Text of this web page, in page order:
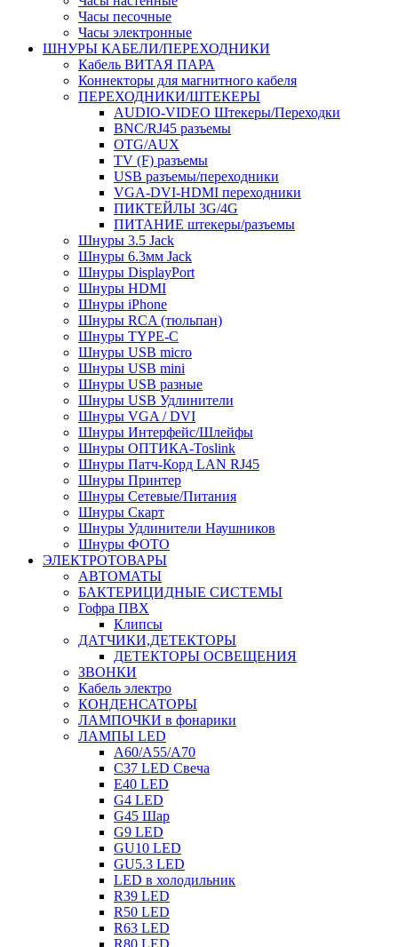
Часы песочные
Часы электронные
ШНУРЫ КАБЕЛИ/ПЕРЕХОДНИКИ
Кабель ВИТАЯ ПАРА
Коннекторы для магнитного кабеля
ПЕРЕХОДНИКИ/ШТЕКЕРЫ
AUDIO-VIDEO Штекеры/Переходки
BNC/RJ45 разъемы
OTG/AUX
TV (F) разъемы
USB разъемы/переходники
VGA-DVI-HDMI переходники
ПИКТЕЙЛЫ 3G/4G
ПИТАНИЕ штекеры/разъемы
Шнуры 3.5 Jack
Шнуры 6.3мм Jack
Шнуры DisplayPort
Шнуры HDMI
Шнуры iPhone
Шнуры RCA (тюльпан)
Шнуры TYPE-C
Шнуры USB micro
Шнуры USB mini
Шнуры USB разные
Шнуры USB Удлинители
Шнуры VGA / DVI
Шнуры Интерфейс/Шлейфы
Шнуры ОПТИКА-Toslink
Шнуры Патч-Корд LAN RJ45
Шнуры Принтер
Шнуры Сетевые/Питания
Шнуры Скарт
Шнуры Удлинители Наушников
Шнуры ФОТО
ЭЛЕКТРОТОВАРЫ
АВТОМАТЫ
БАКТЕРИЦИДНЫЕ СИСТЕМЫ
Гофра ПВХ
Клипсы
ДАТЧИКИ,ДЕТЕКТОРЫ
ДЕТЕКТОРЫ ОСВЕЩЕНИЯ
ЗВОНКИ
Кабель электро
КОНДЕНСАТОРЫ
ЛАМПОЧКИ в фонарики
ЛАМПЫ LED
A60/A55/A70
C37 LED Свеча
E40 LED
G4 LED
G45 Шар
G9 LED
GU10 LED
GU5.3 LED
LED в холодильник
R39 LED
R50 LED
R63 LED
R80 LED